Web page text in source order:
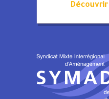
Découvrir